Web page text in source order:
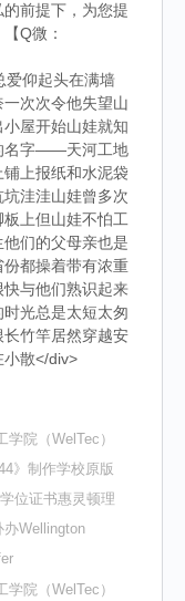
前提下，为您提
Q微：
爱仰起头在满墙
次次令他失望山
屋开始山娃就知
名字——天河工地
上报纸和水泥袋
洼洼山娃曾多次
上但山娃不怕工
们的父母亲也是
都操着带有浓重
与他们熟识起来
光总是太短太匆
竹竿居然穿越安
小散</div>
学院（WelTec）
》制作学校原版
位证书惠灵顿理
Wellington
学院（WelTec）